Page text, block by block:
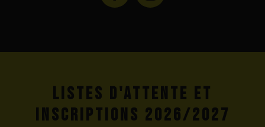
LISTES D'ATTENTE ET
INSCRIPTIONS 2026/2027